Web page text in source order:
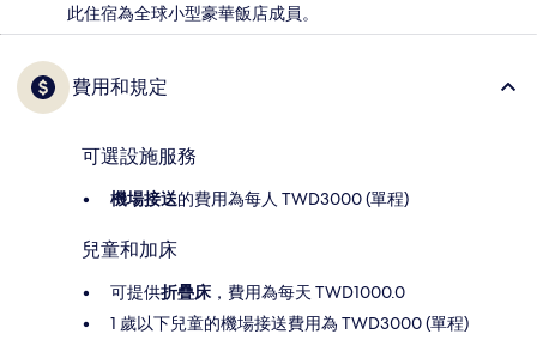
此住宿為全球小型豪華飯店成員。
費用和規定
可選設施服務
機場接送的費用為每人 TWD3000 (單程)
兒童和加床
可提供折疊床 ，費用為每天 TWD1000.0
1 歲以下兒童的機場接送費用為 TWD3000 (單程)